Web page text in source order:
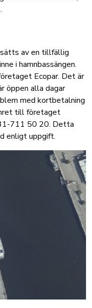
.
av en tillfällig
i hamnbassängen.
Ecopar. Det är
öppen alla dagar
med kortbetalning
till företaget
711 50 20. Detta
enligt uppgift.